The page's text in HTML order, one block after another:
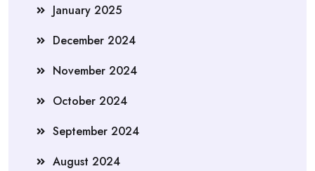
January 2025
December 2024
November 2024
October 2024
September 2024
August 2024